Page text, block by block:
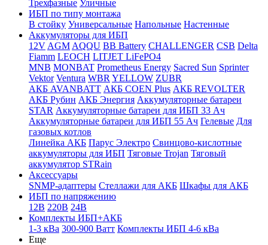
Трехфазные Уличные
ИБП по типу монтажа
В стойку Универсальные Напольные Настенные
Аккумуляторы для ИБП
12V AGM AQQU BB Battery CHALLENGER CSB Delta
Fiamm LEOCH LITJET LiFePO4
MNB MONBAT Prometheus Energy Sacred Sun Sprinter
Vektor Ventura WBR YELLOW ZUBR
АКБ AVANBATT АКБ COEN Plus АКБ REVOLTER
АКБ Рубин АКБ Энергия Аккумуляторные батареи
STAR Аккумуляторные батареи для ИБП 33 Ач
Аккумуляторные батареи для ИБП 55 Ач Гелевые Для
газовых котлов
Линейка АКБ Парус Электро Свинцово-кислотные
аккумуляторы для ИБП Тяговые Trojan Тяговый
аккумулятор STRain
Аксессуары
SNMP-адаптеры Стеллажи для АКБ Шкафы для АКБ
ИБП по напряжению
12В 220В 24В
Комплекты ИБП+АКБ
1-3 кВа 300-900 Ватт Комплекты ИБП 4-6 кВа
Еще